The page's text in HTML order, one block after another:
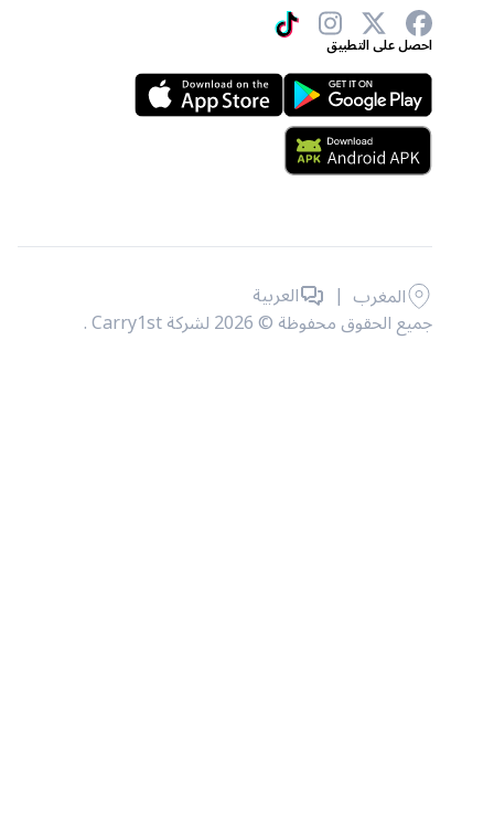
احصل على التطبيق
جميع الحقوق محفوظة © 2026 لشركة Carry1st .
المغرب | العربية